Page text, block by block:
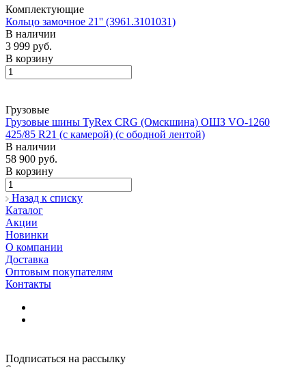
Комплектующие
Кольцо замочное 21'' (3961.3101031)
В наличии
3 999 руб.
В корзину
Грузовые
Грузовые шины TyRex CRG (Омскшина) ОШЗ VO-1260
425/85 R21 (с камерой) (с ободной лентой)
В наличии
58 900 руб.
В корзину
Назад к списку
Каталог
Акции
Новинки
О компании
Доставка
Оптовым покупателям
Контакты
Подписаться на рассылку